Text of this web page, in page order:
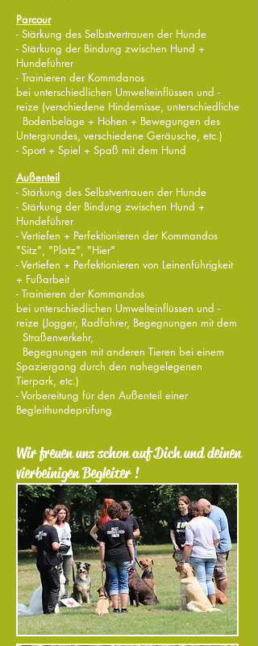
Parcour
- Stärkung des Selbstvertrauen der Hunde
- Stärkung der Bindung zwischen Hund +
Hundeführer
- Trainieren der Kommdanos
bei unterschiedlichen Umwelteinflüssen und -
reize (verschiedene Hindernisse, unterschiedliche
Bodenbeläge + Höhen + Bewegungen des
Untergrundes, verschiedene Geräusche, etc.)
- Sport + Spiel + Spaß mit dem Hund
Außenteil
- Stärkung des Selbstvertrauen der Hunde
- Stärkung der Bindung zwischen Hund +
Hundeführer
- Vertiefen + Perfektionieren der Kommandos
"Sitz", "Platz", "Hier"
- Vertiefen + Perfektionieren von Leinenführigkeit
+ Fußarbeit
- Trainieren der Kommandos
bei unterschiedlichen Umwelteinflüssen und -
reize (Jogger, Radfahrer, Begegnungen mit dem
Straßenverkehr,
Begegnungen mit anderen Tieren bei einem
Spaziergang durch den nahegelegenen
Tierpark, etc.)
- Vorbereitung für den Außenteil einer
Begleithundeprüfung
Wir freuen uns schon auf Dich und deinen
vierbeinigen Begleiter !